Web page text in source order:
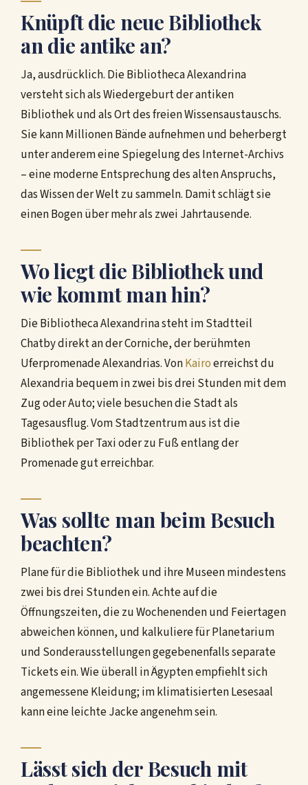
Knüpft die neue Bibliothek
an die antike an?
Ja, ausdrücklich. Die Bibliotheca Alexandrina
versteht sich als Wiedergeburt der antiken
Bibliothek und als Ort des freien Wissensaustauschs.
Sie kann Millionen Bände aufnehmen und beherbergt
unter anderem eine Spiegelung des Internet-Archivs
– eine moderne Entsprechung des alten Anspruchs,
das Wissen der Welt zu sammeln. Damit schlägt sie
einen Bogen über mehr als zwei Jahrtausende.
Wo liegt die Bibliothek und
wie kommt man hin?
Die Bibliotheca Alexandrina steht im Stadtteil
Chatby direkt an der Corniche, der berühmten
Uferpromenade Alexandrias. VonKairoerreichst du
Alexandria bequem in zwei bis drei Stunden mit dem
Zug oder Auto; viele besuchen die Stadt als
Tagesausflug. Vom Stadtzentrum aus ist die
Bibliothek per Taxi oder zu Fuß entlang der
Promenade gut erreichbar.
Was sollte man beim Besuch
beachten?
Plane für die Bibliothek und ihre Museen mindestens
zwei bis drei Stunden ein. Achte auf die
Öffnungszeiten, die zu Wochenenden und Feiertagen
abweichen können, und kalkuliere für Planetarium
und Sonderausstellungen gegebenenfalls separate
Tickets ein. Wie überall in Ägypten empfiehlt sich
angemessene Kleidung; im klimatisierten Lesesaal
kann eine leichte Jacke angenehm sein.
Lässt sich der Besuch mit